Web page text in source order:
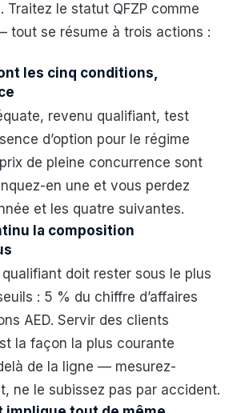
Traitez le statut QFZP comme
tout se résume à trois actions :
les cinq conditions,
revenu qualifiant, test
d’option pour le régime
de pleine concurrence sont
en une et vous perdez
et les quatre suivantes.
la composition
doit rester sous le plus
: 5 % du chiffre d’affaires
AED. Servir des clients
la façon la plus courante
de la ligne — mesurez-
ne le subissez pas par accident.